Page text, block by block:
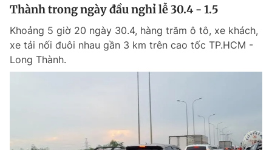
Thành trong ngày đầu nghỉ lễ 30.4 - 1.5
Khoảng 5 giờ 20 ngày 30.4, hàng trăm ô tô, xe khách,
xe tải nối đuôi nhau gần 3 km trên cao tốc TP.HCM -
Long Thành.